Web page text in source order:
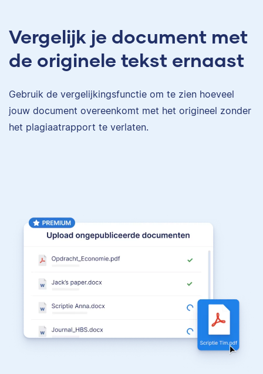
Vergelijk je document met
de originele tekst ernaast
Gebruik de vergelijkingsfunctie om te zien hoeveel
jouw document overeenkomt met het origineel zonder
het plagiaatrapport te verlaten.